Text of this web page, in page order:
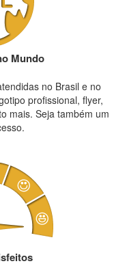
Mundo
no Brasil e no
profissional, flyer,
mais. Seja também um